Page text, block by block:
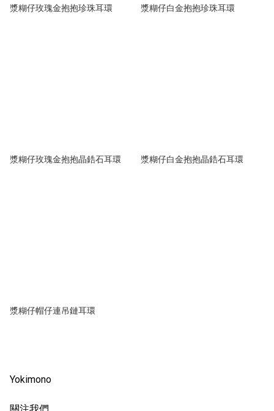
漿糊仔玫瑰金抱抱珍珠耳環 漿糊仔白金抱抱珍珠耳環
漿糊仔玫瑰金抱抱晶鋯石耳環 漿糊仔白金抱抱晶鋯石耳環
漿糊仔帽仔連吊鏈耳環
Yokimono